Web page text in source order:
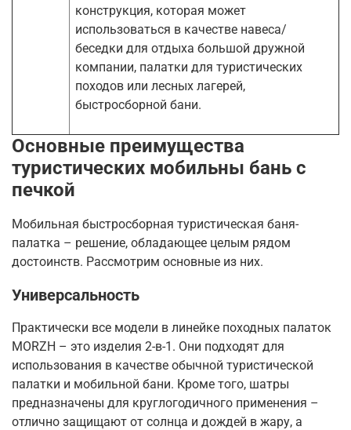
конструкция, которая может
использоваться в качестве навеса/
беседки для отдыха большой дружной
компании, палатки для туристических
походов или лесных лагерей,
быстросборной бани.
Основные преимущества
туристических мобильны бань с
печкой
Мобильная быстросборная туристическая баня-
палатка – решение, обладающее целым рядом
достоинств. Рассмотрим основные из них.
Универсальность
Практически все модели в линейке походных палаток
MORZH – это изделия 2-в-1. Они подходят для
использования в качестве обычной туристической
палатки и мобильной бани. Кроме того, шатры
предназначены для круглогодичного применения –
отлично защищают от солнца и дождей в жару, а